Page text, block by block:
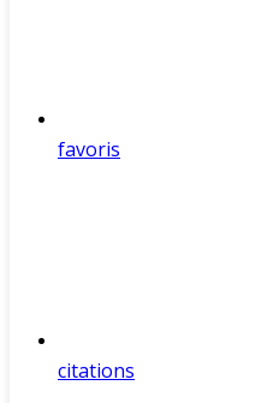
favoris
citations